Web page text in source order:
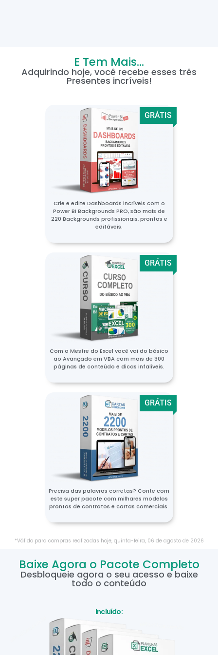
E Tem Mais...
Adquirindo hoje, você recebe esses três
Presentes incríveis!
GRÁTIS
Crie e edite Dashboards incríveis com o
Power BI Backgrounds PRO, são mais de
220 Backgrounds profissionais, prontos e
editáveis.
GRÁTIS
Com o Mestre do Excel você vai do básico
ao Avançado em VBA com mais de 300
páginas de conteúdo e dicas infalíveis.
GRÁTIS
Precisa das palavras corretas? Conte com
este super pacote com milhares modelos
prontos de contratos e cartas comerciais.
*Válido para compras realizadas hoje, quinta-feira, 06 de agostode 2026
Baixe Agora o Pacote Completo
Desbloqueie agora o seu acesso e baixe
todo o conteúdo
Incluído: